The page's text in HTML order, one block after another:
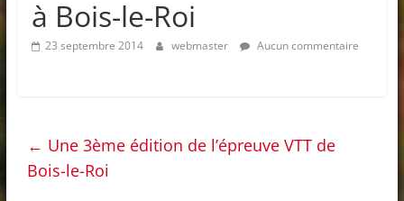
à Bois-le-Roi
23 septembre 2014 webmaster Aucun commentaire
← Une 3ème édition de l’épreuve VTT de
Bois-le-Roi